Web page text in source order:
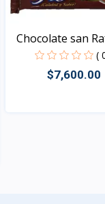
Chocolate san
(
$7,600.00